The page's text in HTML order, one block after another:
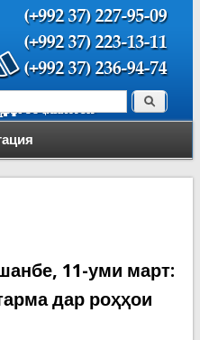
поиска Поиск
11-уми март:
дар роҳҳои